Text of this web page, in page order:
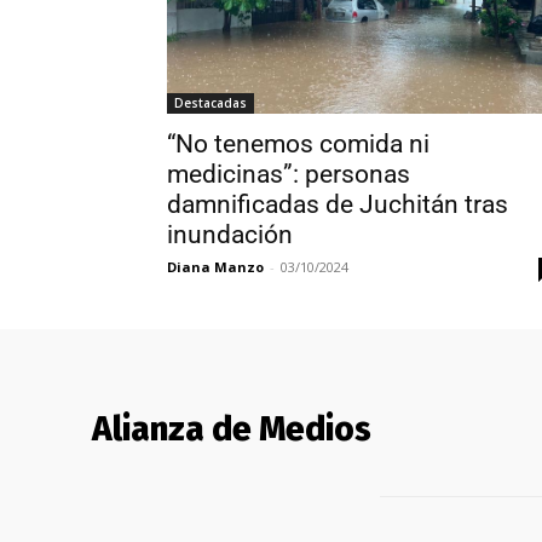
Destacadas
“No tenemos comida ni
medicinas”: personas
damnificadas de Juchitán tras
inundación
Diana Manzo - 03/10/2024
Alianza de Medios